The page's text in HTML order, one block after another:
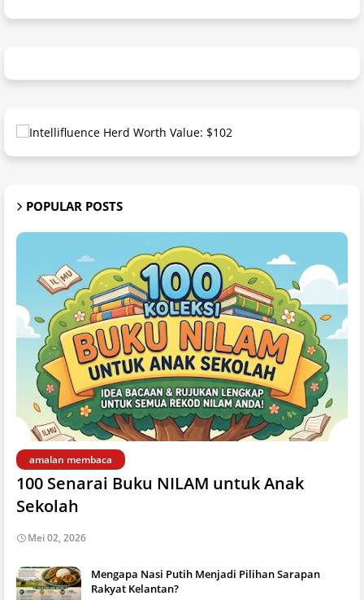
POPULAR POSTS
amalan membaca
100 Senarai Buku NILAM untuk Anak
Sekolah
Mei 02, 2026
Mengapa Nasi Putih Menjadi Pilihan Sarapan
Rakyat Kelantan?